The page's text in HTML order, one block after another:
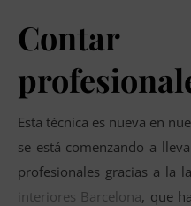
Esta técnica es nueva en
se está comenzando a
profesionales gracias a la
interiores Barcelona, que